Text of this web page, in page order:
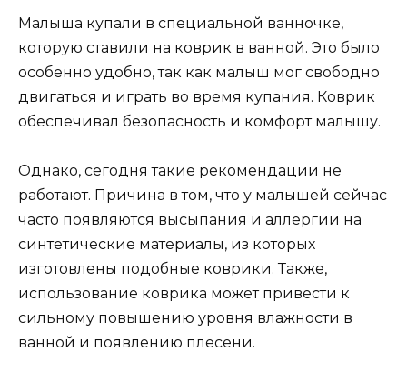
Малыша купали в специальной ванночке,
которую ставили на коврик в ванной. Это было
особенно удобно, так как малыш мог свободно
двигаться и играть во время купания. Коврик
обеспечивал безопасность и комфорт малышу.
Однако, сегодня такие рекомендации не
работают. Причина в том, что у малышей сейчас
часто появляются высыпания и аллергии на
синтетические материалы, из которых
изготовлены подобные коврики. Также,
использование коврика может привести к
сильному повышению уровня влажности в
ванной и появлению плесени.